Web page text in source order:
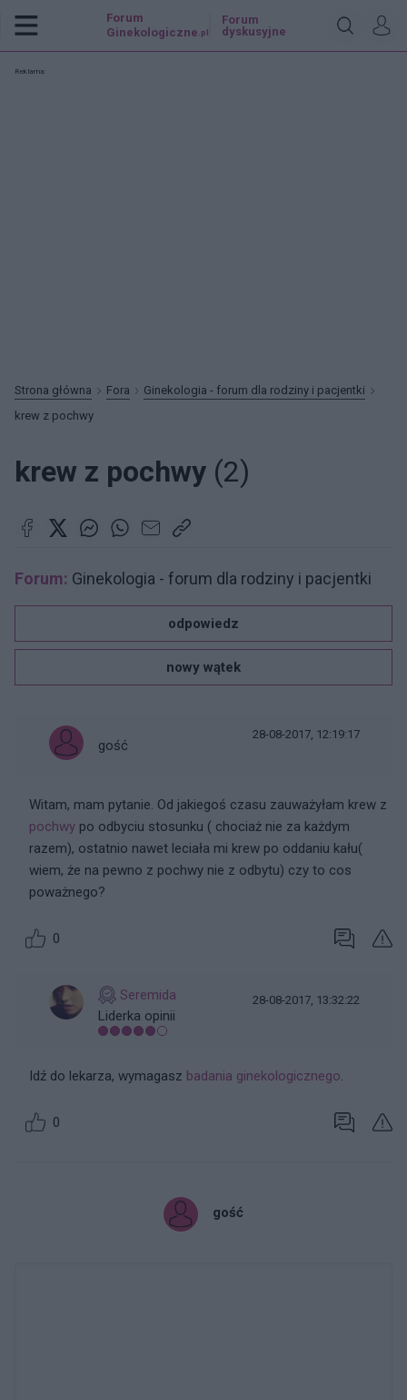
Forum
Ginekologiczne .pl
Forum
dyskusyjne
Reklama:
Strona główna Fora
Ginekologia - forum dla rodziny i pacjentki
krew z pochwy
krew z pochwy (2)
Forum: Ginekologia - forum dla rodziny i pacjentki
odpowiedz
nowy wątek
gość
28-08-2017, 12:19:17
Witam, mam pytanie. Od jakiegoś czasu zauważyłam krew z
pochwy po odbyciu stosunku ( chociaż nie za każdym
razem), ostatnio nawet leciała mi krew po oddaniu kału(
wiem, że na pewno z pochwy nie z odbytu) czy to cos
poważnego?
0
Seremida
Liderka opinii
28-08-2017, 13:32:22
Idź do lekarza, wymagasz badania ginekologicznego.
0
gość